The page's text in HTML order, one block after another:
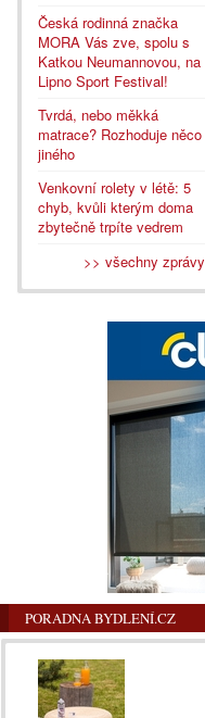
Česká rodinná značka
MORA Vás zve, spolu s
Katkou Neumannovou, na
Lipno Sport Festival!
Tvrdá, nebo měkká
matrace? Rozhoduje něco
jiného
Venkovní rolety v létě: 5
chyb, kvůli kterým doma
zbytečně trpíte vedrem
>> všechny zprávy
PORADNA BYDLENÍ.CZ